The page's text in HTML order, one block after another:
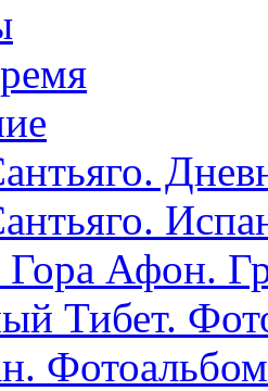
Гора Афон.
Тибет.